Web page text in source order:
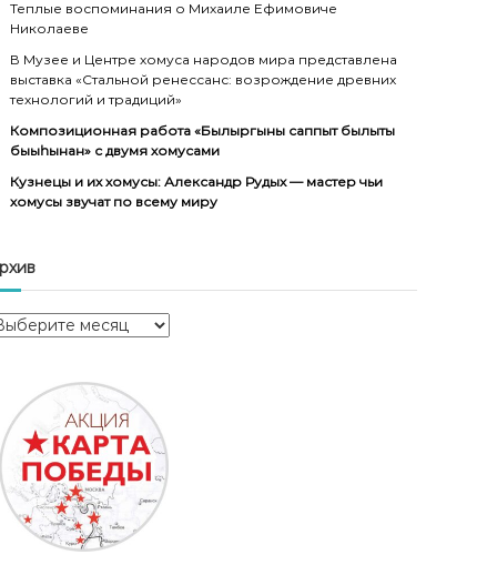
Теплые воспоминания о Михаиле Ефимовиче
Николаеве
В Музее и Центре хомуса народов мира представлена
выставка «Стальной ренессанс: возрождение древних
технологий и традиций»
Композиционная работа «Былыргыны саппыт былыты
быыһынан» с двумя хомусами
Кузнецы и их хомусы: Александр Рудых — мастер чьи
хомусы звучат по всему миру